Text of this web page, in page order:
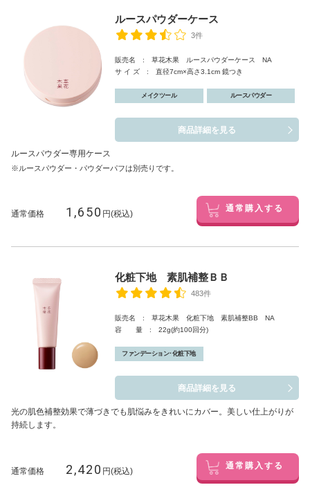
ルースパウダーケース
3件
販売名 : 草花木果 ルースパウダーケース NA
サ イ ズ : 直径7cm×高さ3.1cm 鏡つき
メイクツール ルースパウダー
商品詳細を見る
ルースパウダー専用ケース
※ルースパウダー・パウダーパフは別売りです。
通常価格 1,650 円(税込) 通常購入する
化粧下地 素肌補整ＢＢ
483件
販売名 : 草花木果 化粧下地 素肌補整BB NA
容 量 : 22g(約100回分)
ファンデーション･化粧下地
商品詳細を見る
光の肌色補整効果で薄づきでも肌悩みをきれいにカバー。美しい仕上がりが
持続します。
通常価格 2,420 円(税込) 通常購入する